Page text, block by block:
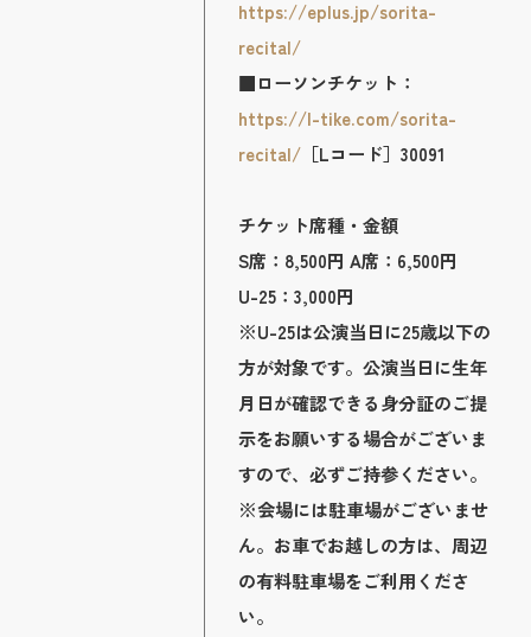
https://eplus.jp/sorita-
recital/
■ローソンチケット：
https://l-tike.com/sorita-
recital/ ［Lコード］30091
チケット席種・金額
S席：8,500円 A席：6,500円
U-25：3,000円
※U-25は公演当日に25歳以下の
方が対象です。公演当日に生年
月日が確認できる身分証のご提
示をお願いする場合がございま
すので、必ずご持参ください。
※会場には駐車場がございませ
ん。お車でお越しの方は、周辺
の有料駐車場をご利用くださ
い。